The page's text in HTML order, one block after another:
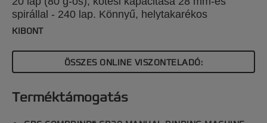
spirállal - 240 lap. Könnyű, helytakarékos
kialakítása révén bárhol és bármikor használható,
kényelem érdekében könnyen üríthető, kihúzható
hulladéktálcával és egy praktikus tárolórekesszel is
KIBONT
ÖSSZES ONLINE VISZONTELADÓ:
Terméktámogatás